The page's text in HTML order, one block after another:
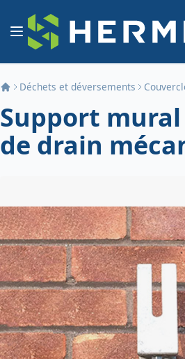
Aller au contenu
Affichage navigation
Déchets et déversements
Support
de drain